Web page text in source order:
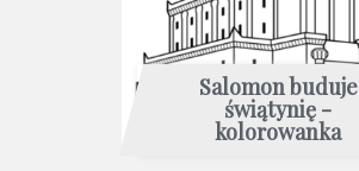
Salomon buduje
świątynię -
kolorowanka